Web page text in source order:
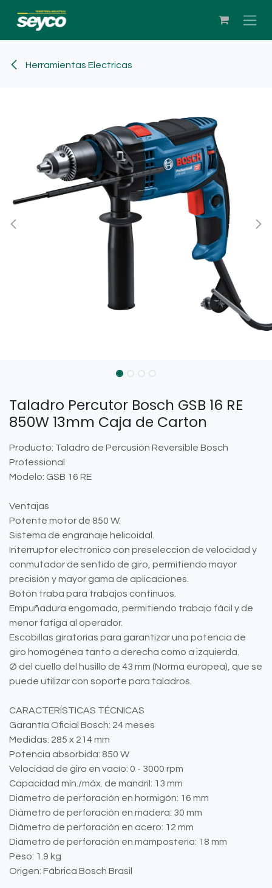
Ir al contenido
Herramientas Electricas
Taladro Percutor Bosch GSB 16 RE
850W 13mm Caja de Carton
Producto: Taladro de Percusión Reversible Bosch
Professional
Modelo: GSB 16 RE
Ventajas
Potente motor de 850 W.
Sistema de engranaje helicoidal.
Interruptor electrónico con preselección de velocidad y
conmutador de sentido de giro, permitiendo mayor
precisión y mayor gama de aplicaciones.
Botón traba para trabajos continuos.
Empuñadura engomada, permitiendo trabajo fácil y de
menor fatiga al operador.
Escobillas giratorias para garantizar una potencia de
giro homogénea tanto a derecha como a izquierda.
Ø del cuello del husillo de 43 mm (Norma europea), que se
puede utilizar con soporte para taladros.
CARACTERÍSTICAS TÉCNICAS
Garantía Oficial Bosch: 24 meses
Medidas: 285 x 214 mm
Potencia absorbida: 850 W
Velocidad de giro en vacío: 0 - 3000 rpm
Capacidad mín./máx. de mandril: 13 mm
Diámetro de perforación en hormigón: 16 mm
Diámetro de perforación en madera: 30 mm
Diámetro de perforación en acero: 12 mm
Diámetro de perforación en mampostería: 18 mm
Peso: 1.9 kg
Origen: Fábrica Bosch Brasil